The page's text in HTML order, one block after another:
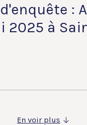
:
2025 à
En voir plus